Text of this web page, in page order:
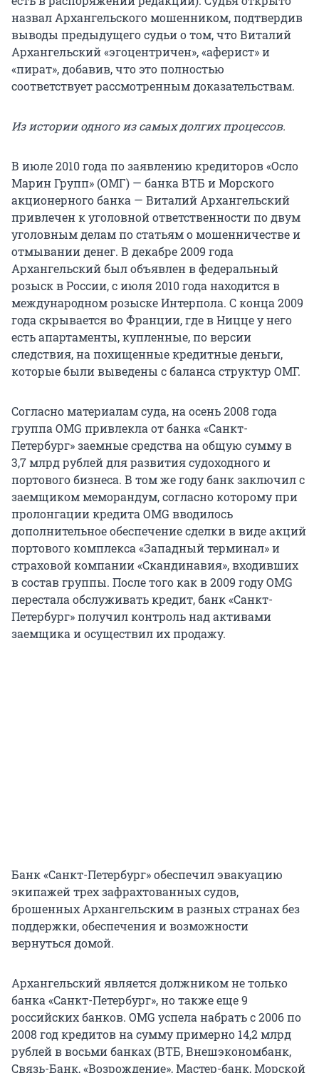
назвал Архангельского мошенником, подтвердив
выводы предыдущего судьи о том, что Виталий
Архангельский «эгоцентричен», «аферист» и
«пират», добавив, что это полностью
соответствует рассмотренным доказательствам.
Из истории одного из самых долгих процессов.
В июле 2010 года по заявлению кредиторов «Осло
Марин Групп» (ОМГ) — банка ВТБ и Морского
акционерного банка — Виталий Архангельский
привлечен к уголовной ответственности по двум
уголовным делам по статьям о мошенничестве и
отмывании денег. В декабре 2009 года
Архангельский был объявлен в федеральный
розыск в России, с июля 2010 года находится в
международном розыске Интерпола. С конца 2009
года скрывается во Франции, где в Ницце у него
есть апартаменты, купленные, по версии
следствия, на похищенные кредитные деньги,
которые были выведены с баланса структур ОМГ.
Согласно материалам суда, на осень 2008 года
группа OMG привлекла от банка «Санкт-
Петербург» заемные средства на общую сумму в
3,7 млрд рублей для развития судоходного и
портового бизнеса. В том же году банк заключил с
заемщиком меморандум, согласно которому при
пролонгации кредита OMG вводилось
дополнительное обеспечение сделки в виде акций
портового комплекса «Западный терминал» и
страховой компании «Скандинавия», входивших
в состав группы. После того как в 2009 году OMG
перестала обслуживать кредит, банк «Санкт-
Петербург» получил контроль над активами
заемщика и осуществил их продажу.
Банк «Санкт-Петербург» обеспечил эвакуацию
экипажей трех зафрахтованных судов,
брошенных Архангельским в разных странах без
поддержки, обеспечения и возможности
вернуться домой.
Архангельский является должником не только
банка «Санкт-Петербург», но также еще 9
российских банков. OMG успела набрать с 2006 по
2008 год кредитов на сумму примерно 14,2 млрд
рублей в восьми банках (ВТБ, Внешэкономбанк,
Связь-Банк, «Возрождение», Мастер-банк, Морской